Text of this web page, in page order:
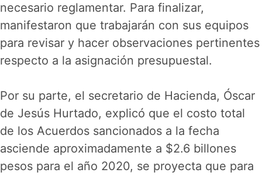
necesario reglamentar. Para finalizar,
manifestaron que trabajarán con sus equipos
para revisar y hacer observaciones pertinentes
respecto a la asignación presupuestal.
Por su parte, el secretario de Hacienda, Óscar
de Jesús Hurtado, explicó que el costo total
de los Acuerdos sancionados a la fecha
asciende aproximadamente a $2.6 billones
pesos para el año 2020, se proyecta que para